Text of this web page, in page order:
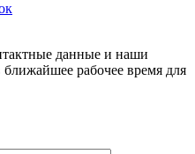
данные и наши
рабочее время для